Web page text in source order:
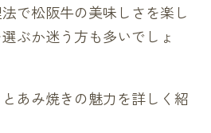
で松阪牛の美味しさを楽し
ぶか迷う方も多いでしょ
あみ焼きの魅力を詳しく紹